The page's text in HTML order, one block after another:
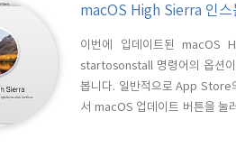
macOS High Sierra 인
이번에 입데이트된 macOS
startosonstall 명령어의 옵션
봅니다. 일반적으로 App Store
서 macOS 업데이트 버튼을 눌
전을 새로운 버전으로 단순 업